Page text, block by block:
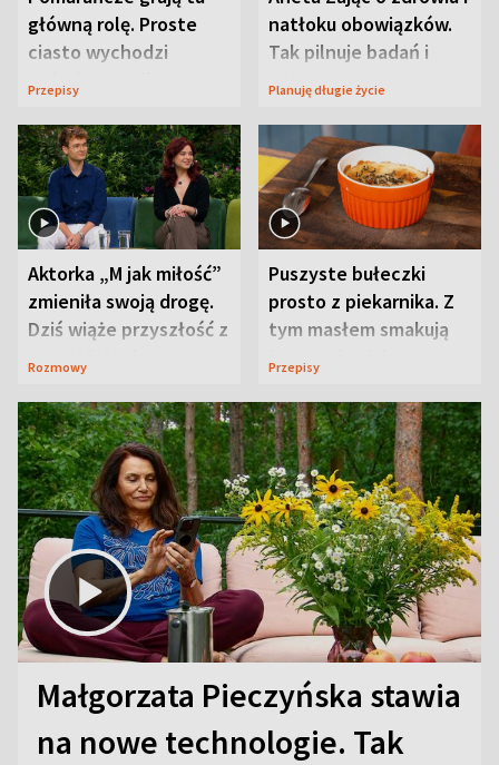
główną rolę. Proste
ciasto wychodzi
wyjątkowo wilgotne
Przepisy
natłoku obowiązków.
Tak pilnuje badań i
wizyt
Planuję długie życie
Aktorka „M jak miłość”
zmieniła swoją drogę.
Dziś wiąże przyszłość z
neurobiologią
Rozmowy
Puszyste bułeczki
prosto z piekarnika. Z
tym masłem smakują
jeszcze lepiej
Przepisy
Małgorzata Pieczyńska stawia
na nowe technologie. Tak